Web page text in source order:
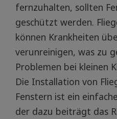
fernzuhalten, sollten
geschützt werden.
können Krankheiten
verunreinigen, was zu
Problemen bei kleinen
Die Installation von
Fenstern ist ein
der dazu beiträgt das